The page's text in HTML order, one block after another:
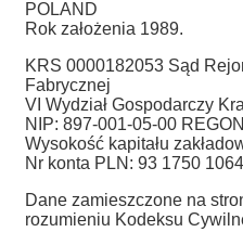
POLAND
Rok założenia 1989.
KRS 0000182053 Sąd
Fabrycznej
VI Wydział Gospodarczy
NIP: 897-001-05-00
Wysokość kapitału
Nr konta PLN: 93 1750
Dane zamieszczone na
rozumieniu Kodeksu